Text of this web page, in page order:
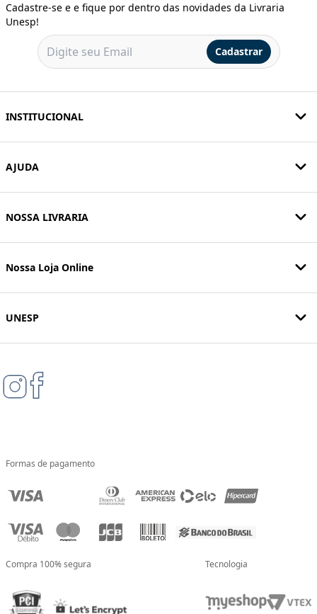
Cadastre-se e e fique por dentro das novidades da Livraria
Unesp!
Cadastrar
INSTITUCIONAL
AJUDA
NOSSA LIVRARIA
Nossa Loja Online
UNESP
Formas de pagamento
Compra 100% segura Tecnologia